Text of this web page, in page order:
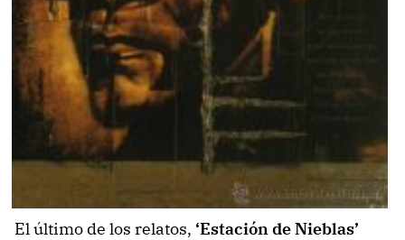
El último de los relatos, ‘Estación de Nieblas’